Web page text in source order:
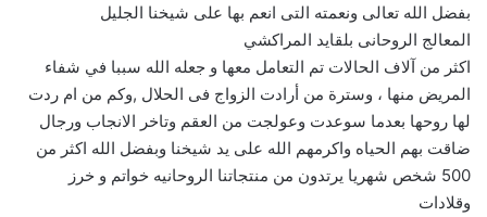
بفضل الله تعالى ونعمته التى انعم بها على شيخنا الجليل
المعالج الروحانى بلقايد المراكشي
اكثر من آلاف الحالات تم التعامل معها و جعله الله سببا في شفاء
المريض منها ، وسترة من أرادت الزواج فى الحلال ,وكم من ام ردت
لها روحها بعدما سوعدت وعولجت من العقم وتاخر الانجاب ورجال
ضاقت بهم الحياه واكرمهم الله على يد شيخنا وبفضل الله اكثر من
500 شخص شهريا يرتدون من منتجاتنا الروحانيه خواتم و خرز
وقلادات